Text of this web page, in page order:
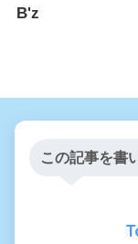
B'z
この記事を書